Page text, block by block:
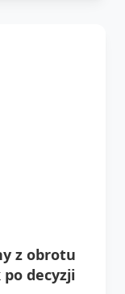
z obrotu
decyzji